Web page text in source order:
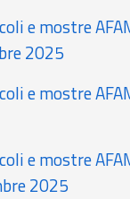
e mostre
2025
e mostre
e mostre
2025